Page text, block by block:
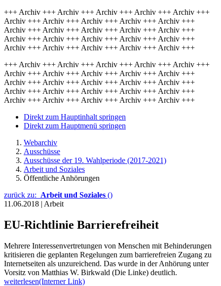
+++ Archiv +++ Archiv +++ Archiv +++ Archiv +++ Archiv +++
Archiv +++ Archiv +++ Archiv +++ Archiv +++ Archiv +++
Archiv +++ Archiv +++ Archiv +++ Archiv +++ Archiv +++
Archiv +++ Archiv +++ Archiv +++ Archiv +++ Archiv +++
Archiv +++ Archiv +++ Archiv +++ Archiv +++ Archiv +++
+++ Archiv +++ Archiv +++ Archiv +++ Archiv +++ Archiv +++
Archiv +++ Archiv +++ Archiv +++ Archiv +++ Archiv +++
Archiv +++ Archiv +++ Archiv +++ Archiv +++ Archiv +++
Archiv +++ Archiv +++ Archiv +++ Archiv +++ Archiv +++
Archiv +++ Archiv +++ Archiv +++ Archiv +++ Archiv +++
Direkt zum Hauptinhalt springen
Direkt zum Hauptmenü springen
Webarchiv
Ausschüsse
Ausschüsse der 19. Wahlperiode (2017-2021)
Arbeit und Soziales
Öffentliche Anhörungen
zurück zu: Arbeit und Soziales ()
11.06.2018 | Arbeit
EU-Richtlinie Barrierefreiheit
Mehrere Interessenvertretungen von Menschen mit Behinderungen
kritisieren die geplanten Regelungen zum barrierefreien Zugang zu
Internetseiten als unzureichend. Das wurde in der Anhörung unter
Vorsitz von Matthias W. Birkwald (Die Linke) deutlich.
weiterlesen(Interner Link)